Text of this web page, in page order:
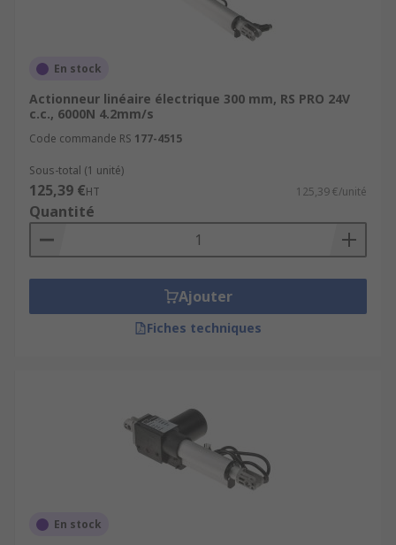
En stock
Actionneur linéaire électrique 300 mm, RS PRO 24V
c.c., 6000N 4.2mm/s
Code commande RS 177-4515
Sous-total (1 unité)
125,39 €HT 125,39 €/unité
Quantité
Ajouter
Fiches techniques
En stock